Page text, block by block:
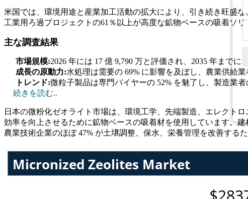
米国では、環境用途と産業加工活動の拡大により、引き続き旺盛
工業用ろ過プロジェクトの61％以上が高度な鉱物ベースの吸着ソ
主な調査結果
市場規模:2026 年には 17 億 9,790 万と評価され、2035 年までに
成長の原動力:水処理は需要の 69% に影響を及ぼし、農業供給
トレンド:微粒子製品は専門バイヤーの 52% を魅了し、製造業
続きを読む..
日本の微粉化ゼオライト市場は、環境工学、先端製造、エレクト
効率を向上させるために鉱物ベースの吸着材を使用しています。
農業技術企業のほぼ 47% が土壌調整、保水、栄養管理を改善する